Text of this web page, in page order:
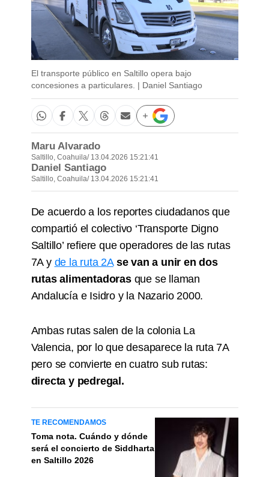
El transporte público en Saltillo opera bajo
concesiones a particulares. | Daniel Santiago
Maru Alvarado
Saltillo, Coahuila/ 13.04.2026 15:21:41
Daniel Santiago
Saltillo, Coahuila/ 13.04.2026 15:21:41
De acuerdo a los reportes ciudadanos que
compartió el colectivo ‘Transporte Digno
Saltillo’ refiere que operadores de las rutas
7A y de la ruta 2A se van a unir en dos
rutas alimentadorasque se llaman
Andalucía e Isidro y la Nazario 2000.
Ambas rutas salen de la colonia La
Valencia, por lo que desaparece la ruta 7A
pero se convierte en cuatro sub rutas:
directa y pedregal.
TE RECOMENDAMOS
Toma nota. Cuándo y dónde
será el concierto de Siddharta
en Saltillo 2026